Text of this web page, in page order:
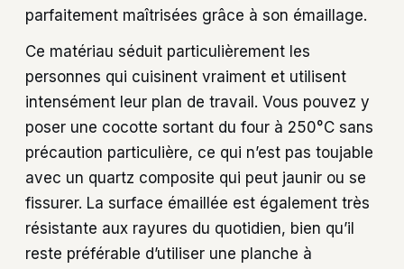
parfaitement maîtrisées grâce à son émaillage.
Ce matériau séduit particulièrement les
personnes qui cuisinent vraiment et utilisent
intensément leur plan de travail. Vous pouvez y
poser une cocotte sortant du four à 250°C sans
précaution particulière, ce qui n’est pas toujable
avec un quartz composite qui peut jaunir ou se
fissurer. La surface émaillée est également très
résistante aux rayures du quotidien, bien qu’il
reste préférable d’utiliser une planche à